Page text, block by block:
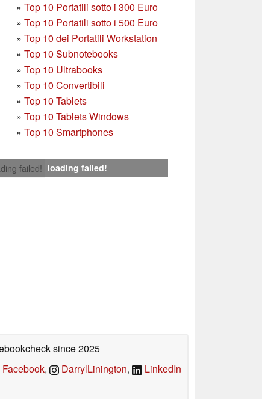
» Top 10 Portatili sotto i 300 Euro
» Top 10 Portatili sotto i 500 Euro
» Top 10 dei Portatili Workstation
» Top 10 Subnotebooks
» Top 10 Ultrabooks
» Top 10 Convertibili
» Top 10 Tablets
» Top 10 Tablets Windows
» Top 10 Smartphones
failed! loading failed!
since 2025
Facebook, DarrylLinington, LinkedIn